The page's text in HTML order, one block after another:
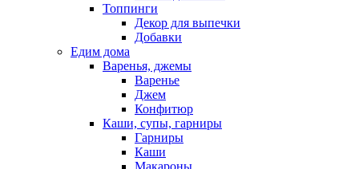
Топпинги
Декор для выпечки
Добавки
Едим дома
Варенья, джемы
Варенье
Джем
Конфитюр
Каши, супы, гарниры
Гарниры
Каши
Макароны